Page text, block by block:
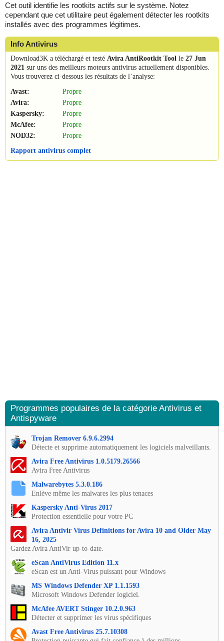
Cet outil identifie les rootkits actifs sur le système. Notez
cependant que cet utilitaire peut également détecter les rootkits
installés avec des programmes légitimes.
Info Antivirus
Download3K a téléchargé et testé Avira AntiRootkit Tool le 27 Jun
2021 sur uns des meilleurs moteurs antivirus actuellement disponibles.
Vous trouverez ci-dessous les résultats de l’analyse:
Avast:
Propre
Avira:
Propre
Kaspersky:
Propre
McAfee:
Propre
NOD32:
Propre
Rapport antivirus complet
Programmes populaires de la catégorie Antivirus et
Antispyware
Trojan Remover 6.9.6.2994
Détecte et supprime automatiquement les logiciels malveillants.
Avira Free Antivirus 1.0.5179.26566
Avira Free Antivirus
Malwarebytes 5.3.0.186
Enlève même les malwares les plus tenaces
Kaspersky Anti-Virus 2017
Protection essentielle pour votre PC
Avira Antivir Virus Definitions for Avira 10 and Older May
16, 2025
Gardez Avira AntiVir up-to-date.
eScan AntiVirus Edition 11.x
eScan est un Anti-Virus puissant pour Windows
MS Windows Defender XP 1.1.1593
Microsoft Windows Defender logiciel.
McAfee AVERT Stinger 10.2.0.963
Détecter et supprimer les virus spécifiques
Avast Free Antivirus 25.7.10308